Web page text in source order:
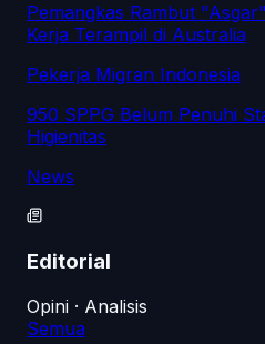
Pemangkas Rambut
Kerja Terampil di Australia
Pekerja Migran Indonesia
950 SPPG Belum Penuhi
Higienitas
News
Editorial
Opini · Analisis
Semua